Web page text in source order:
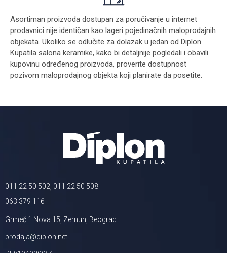
Asortiman proizvoda dostupan za poručivanje u internet
prodavnici nije identičan kao lageri pojedinačnih maloprodajnih
objekata. Ukoliko se odlučite za dolazak u jedan od Diplon
Kupatila salona keramike, kako bi detaljnije pogledali i obavili
kupovinu određenog proizvoda, proverite dostupnost
pozivom maloprodajnog objekta koji planirate da posetite.
011 22 50 502, 011 22 50 508
063 379 116
Grmeč 1 Nova 15, Zemun, Beograd
prodaja@diplon.net